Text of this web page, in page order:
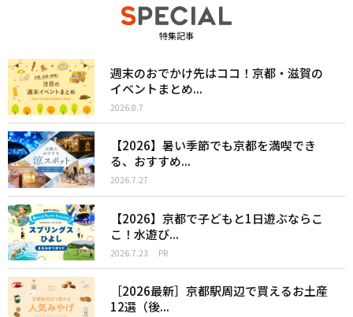
特集記事
週末のおでかけ先はココ！京都・滋賀の
イベントまとめ...
2026.8.7
【2026】暑い季節でも京都を満喫でき
る、おすすめ...
2026.7.27
【2026】京都で子どもと1日遊ぶならこ
こ！水遊び...
2026.7.23 PR
［2026最新］京都駅周辺で買えるお土産
12選（後...